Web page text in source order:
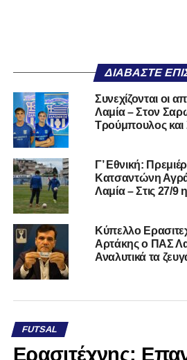
ΔΙΑΒΆΣΤΕ
Συνεχίζονται οι
Λαμία – Στον
Τρούμπουλος και
Γ’ Εθνική:
Κατσαντώνη
Λαμία – Στις 27/9
Kύπελλο
Αρτάκης ο ΠΑΣ
Αναλυτικά τα
FUTSAL
Ερασιτέχνης: